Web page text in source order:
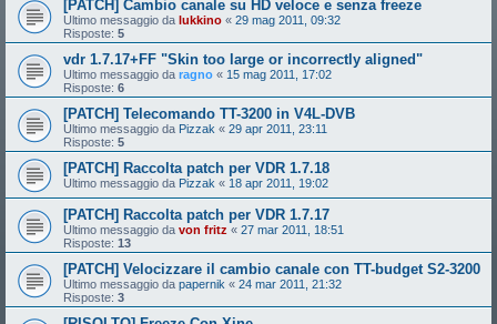
[PATCH] Cambio canale su HD veloce e senza freeze
Ultimo messaggio da lukkino « 29 mag 2011, 09:32
Risposte: 5
vdr 1.7.17+FF "Skin too large or incorrectly aligned"
Ultimo messaggio da ragno « 15 mag 2011, 17:02
Risposte: 6
[PATCH] Telecomando TT-3200 in V4L-DVB
Ultimo messaggio da Pizzak « 29 apr 2011, 23:11
Risposte: 5
[PATCH] Raccolta patch per VDR 1.7.18
Ultimo messaggio da Pizzak « 18 apr 2011, 19:02
[PATCH] Raccolta patch per VDR 1.7.17
Ultimo messaggio da von fritz « 27 mar 2011, 18:51
Risposte: 13
[PATCH] Velocizzare il cambio canale con TT-budget S2-3200
Ultimo messaggio da papernik « 24 mar 2011, 21:32
Risposte: 3